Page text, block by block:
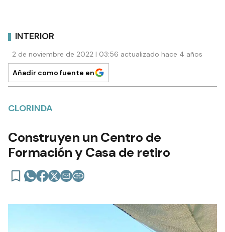
INTERIOR
2 de noviembre de 2022 | 03:56 actualizado hace 4 años
Añadir como fuente en
CLORINDA
Construyen un Centro de
Formación y Casa de retiro